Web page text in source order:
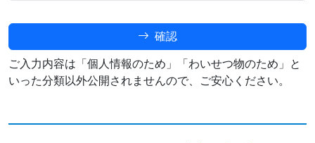
確認
ご入力内容は「個人情報のため」「わいせつ物のため」と
いった分類以外公開されませんので、ご安心ください。